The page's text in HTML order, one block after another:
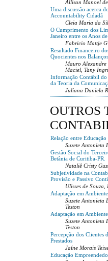
Allison Manoel
Uma discussão acerca
Accountability Cidadã
Cleia Maria da
O Cumprimento dos
Janeiro entre os Anos
Fabricio Mattje
Resultado Financeiro
Quocientes nos
Mauro
Maciel, Tany
Informação Contábil
da Teoria da
Juliana Daniela
OUTROS
Relação entre
Suzete Antonieta
Gestão Social do
Betânia de Curitiba-PR.
Nataliê Cristy
Subjetividade na
Provisão e Passivo
Ulisses de
Adaptação em
Suzete Antonieta
Teston
Adaptação em
Suzete Antonieta
Teston
Percepção dos Clientes
Prestados
Jaíne Morais
Educação